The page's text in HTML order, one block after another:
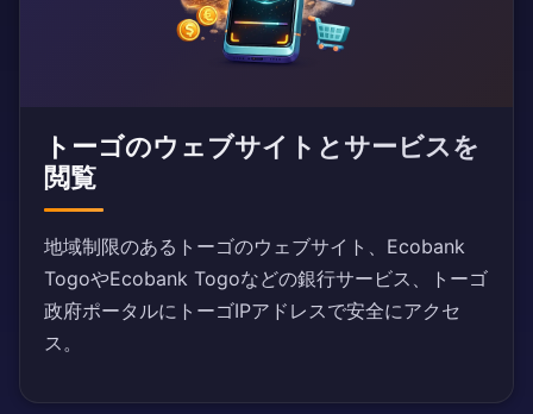
トーゴのウェブサイトとサービスを
閲覧
地域制限のあるトーゴのウェブサイト、Ecobank
TogoやEcobank Togoなどの銀行サービス、トーゴ
政府ポータルにトーゴIPアドレスで安全にアクセ
ス。